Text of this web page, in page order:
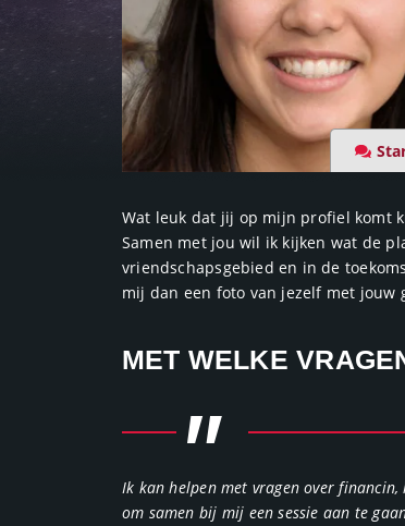
Wat leuk dat jij op mijn profiel komt
Samen met jou wil ik kijken wat de
vriendschapsgebied en in de
mij dan een foto van jezelf met jouw
MET WELKE
"
Ik kan helpen met vragen over
om samen bij mij een sessie aan te